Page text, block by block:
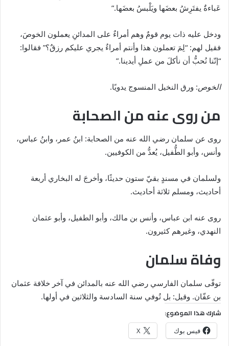
عَباءةٌ يفتَرِشُ بعضَها ويَلْبسُ بعضَها.”
ودخل عليه ذات يوم قومٌ وهم أمراءٌ على المدائنِ يعملون الخوصَ،
فقيل لهم: “لِمَ تعملون هذا وأنتم أمراءٌ يجري عليكم رزقٌ؟” فقالوا:
“إنّنا نُحبُّ أن نأكلَ من عملِ أيدينا.”
الخوص: ورق النخيل المنسوج يدويًا.
من روى عنه من الصحابة
روى عن سلمان رضي الله عنه من الصحابة: ابنُ عمر، وابنُ عباس،
وأنس، وأبو الطُّفيل، يُعدُّ من الكوفيين.
ولسلمان في مسندٍ بقيّ ستون حديثًا، وأخرجَ له البخاري أربعة
أحاديث، ومسلم ثلاثة أحاديث.
روى عنه ابن عباس، وأنس بن مالك، وأبو الطفيل، وأبو عثمان
النهدي، وغيرهم كثيرون.
وفاة سلمان
توفّى سلمان الفارسي رضي الله عنه بالمدائن في آخر خلافة عثمان
بن عفّان. وقيل: بل تُوفي سنة السادسة والثلاثين في أولها.
شارك هذا الموضوع:
فيس بوك X